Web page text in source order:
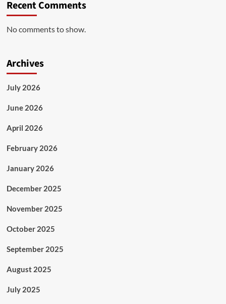
Recent Comments
No comments to show.
Archives
July 2026
June 2026
April 2026
February 2026
January 2026
December 2025
November 2025
October 2025
September 2025
August 2025
July 2025